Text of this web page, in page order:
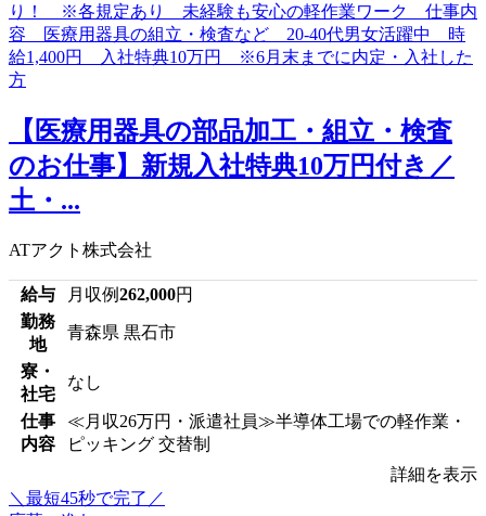
【医療用器具の部品加工・組立・検査
のお仕事】新規入社特典10万円付き／
土・...
ATアクト株式会社
給与 月収例262,000円
勤務
地
青森県 黒石市
寮・
社宅
なし
仕事
内容
≪月収26万円・派遣社員≫半導体工場での軽作業・
ピッキング 交替制
詳細を表示
＼最短45秒で完了／